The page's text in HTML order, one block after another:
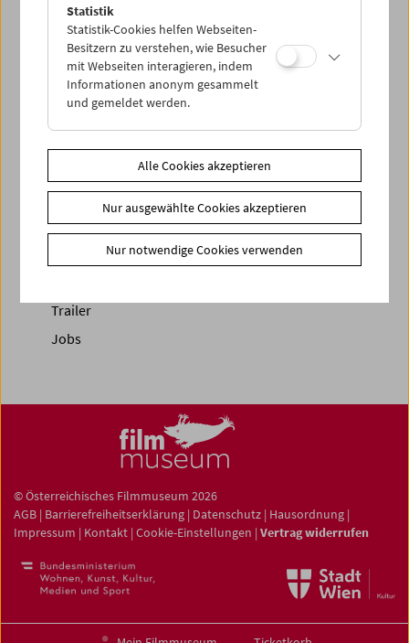
< zurück zur Übersicht
Share on
News Archiv
Newsletter
Fotos unserer Gäste
Trailer
Jobs
© Österreichisches Filmmuseum 2026
AGB | Barrierefreiheitserklärung | Datenschutz | Hausordnung |
Impressum | Kontakt | Cookie-Einstellungen | Vertrag widerrufen
Statistik
Statistik-Cookies helfen Webseiten-
Besitzern zu verstehen, wie Besucher
mit Webseiten interagieren, indem
Informationen anonym gesammelt
und gemeldet werden.
Alle Cookies akzeptieren
Nur ausgewählte Cookies akzeptieren
Nur notwendige Cookies verwenden